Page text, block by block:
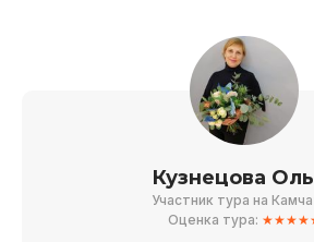
Кузнецова
Участник тура на
Оценка тура:
июль - сентябрь